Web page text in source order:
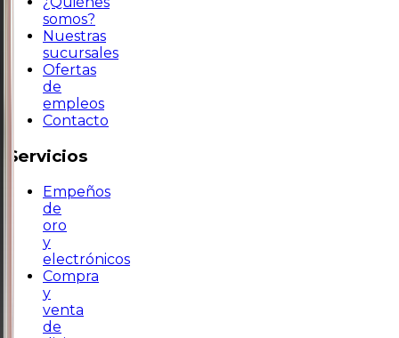
somos?
Nuestras
sucursales
Ofertas
de
empleos
Contacto
Servicios
Empeños
de
oro
y
electrónicos
Compra
y
venta
de